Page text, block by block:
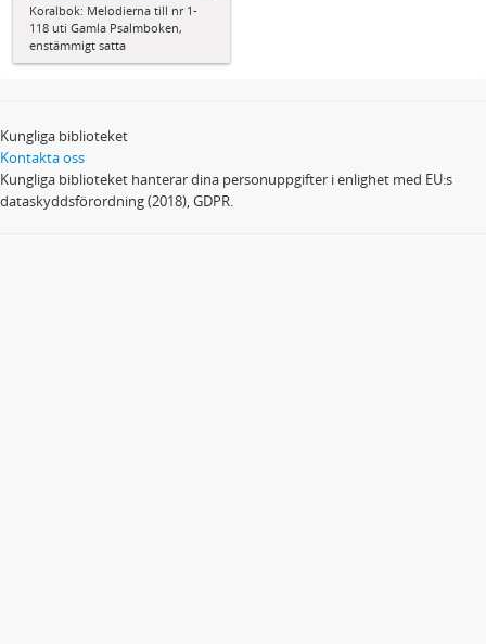
Koralbok: Melodierna till nr 1-
118 uti Gamla Psalmboken,
enstämmigt satta
Kungliga biblioteket
Kontakta oss
Kungliga biblioteket hanterar dina personuppgifter i enlighet med EU:s
dataskyddsförordning (2018), GDPR.